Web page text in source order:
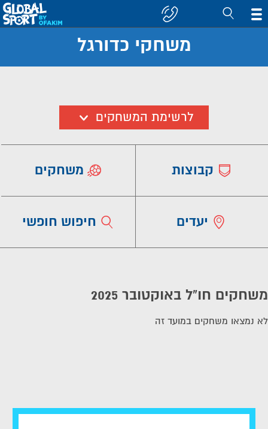
קבוצה/יעד
משחקי כדורגל
לרשימת המשחקים
קבוצות משחקים
יעדים חיפוש חופשי
משחקים חו"ל באוקטובר 2025
לא נמצאו משחקים במועד זה